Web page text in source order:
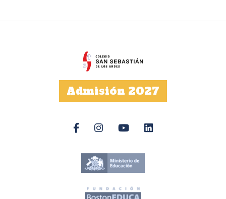
Admisión 2027